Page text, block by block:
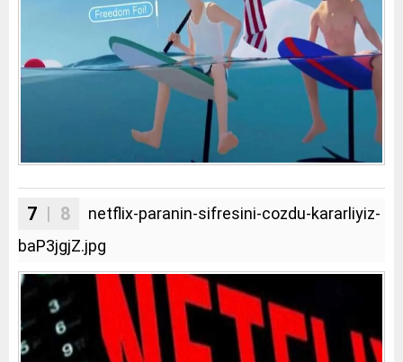
7 | 8
netflix-paranin-sifresini-cozdu-kararliyiz-
baP3jgjZ.jpg